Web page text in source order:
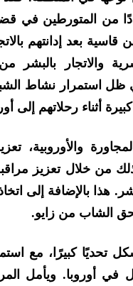
من المتورطين في
بعد إدانتهم
والاتجار بالبشر
ظل استمرار نشاط
أثناء رحلاتهم إلى
والأوروبية،
من خلال تعزيز
هذا بالإضافة إلى
الشاب من زايو.
تحديًا كبيرًا، مع
أوروبا. ويأمل